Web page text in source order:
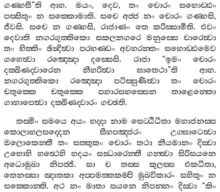
ගණ‍්හසී”ති ආහ. මයං,දෙව,තං චොරං
සහොඩ‍්ඪං
පස‍්සිතුං න සක‍්කොමාති. සචෙ අජ‍්ජ නං චොරං ගණ‍්හසි,
ජීවසි. සචෙ න ගණ‍්හසි, රාජාණං තෙ කරිස‍්සාමීති.එවං
දෙවාති
නගරගුත‍්තිකො සකලනගරෙ මනුස‍්සෙ චාරෙත්‍වා
තං භිත‍්තිං ඡින්‍දිත්‍වා පරභණ‍්ඩං අවහරන‍්තං සහොඩ‍්ඪමෙව
ගහෙත්‍වා
රඤ‍්ඤො දස‍්සෙසි. රාජා“ඉමං
චොරං
දක‍්ඛිණද‍්වාරෙන
නීහරිත්‍වා ඝාතෙථා”ති ආහ.
නගරගුත‍්තිකො
රඤ‍්ඤො පටිස‍්සුණිත්‍වා තං
චොරං
චතුක‍්කෙ
චතුක‍්කෙ පහාරසහස‍්සෙන
තාළෙන‍්තො
ගාහාපෙත්‍වා දක‍්ඛිණද‍්වාරං ගච‍්ඡති.
තස‍්මිං සමයෙ අයං භද‍්දා නාම සෙට‍්ඨිධීතා මහාජනස‍්ස
කොලාහලසද‍්දෙන
සීහපඤ‍්ජරං
උග‍්ඝාටෙත්‍වා
ඔලොකෙන‍්තී
තං සත‍්තුකං චොරං තථා නීයමානං දිස‍්වා
උභොහි
හත්‍ථෙහි හදයං සන්‍ධාරෙන‍්තී ගන‍්ත්‍වා සිරිසයනෙ
අධොමුඛා
නිපජ‍්ජි. සා ච තස‍්ස කුලස‍්ස එකධීතා,
තෙනස‍්සා ඤාතකා අප‍්පමත‍්තකම‍්පි මුඛවිකාරං සහිතුං න
සක‍්කොන‍්ති. අථ නං මාතා සයනෙ නිපන‍්නං දිස‍්වා “කිං